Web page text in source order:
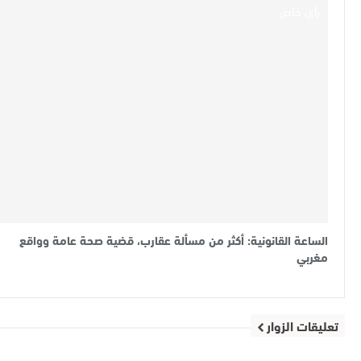
الساعة القانونية: أكثر من مسألة عقارب، قضية صحة عامة وواقع
مغربي
تعليقات الزوار